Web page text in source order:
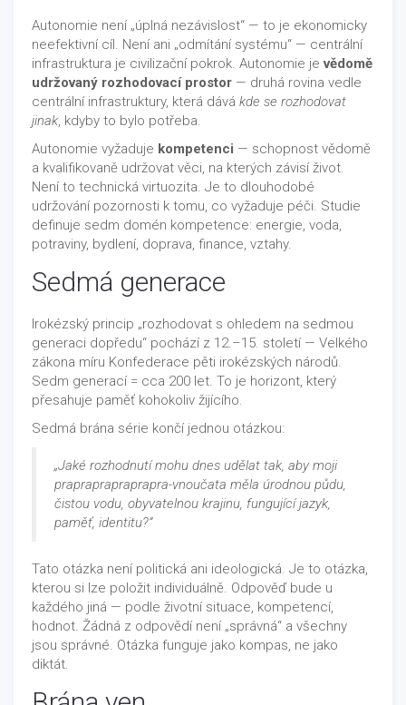
Autonomie není „úplná nezávislost“ — to je ekonomicky
neefektivní cíl. Není ani „odmítání systému“ — centrální
infrastruktura je civilizační pokrok. Autonomie jevědomě
udržovaný rozhodovací prostor — druhá rovina vedle
centrální infrastruktury, která dává kde se rozhodovat
jinak, kdyby to bylo potřeba.
Autonomie vyžaduje kompetenci — schopnost vědomě
a kvalifikovaně udržovat věci, na kterých závisí život.
Není to technická virtuozita. Je to dlouhodobé
udržování pozornosti k tomu, co vyžaduje péči. Studie
definuje sedm domén kompetence: energie, voda,
potraviny, bydlení, doprava, finance, vztahy.
Sedmá generace
Irokézský princip „rozhodovat s ohledem na sedmou
generaci dopředu“ pochází z 12.–15. století — Velkého
zákona míru Konfederace pěti irokézských národů.
Sedm generací = cca 200 let. To je horizont, který
přesahuje paměť kohokoliv žijícího.
Sedmá brána série končí jednou otázkou:
„Jaké rozhodnutí mohu dnes udělat tak, aby moji
prapraprapraprapra-vnoučata měla úrodnou půdu,
čistou vodu, obyvatelnou krajinu, fungující jazyk,
paměť, identitu?“
Tato otázka není politická ani ideologická. Je to otázka,
kterou si lze položit individuálně. Odpověď bude u
každého jiná — podle životní situace, kompetencí,
hodnot. Žádná z odpovědí není „správná“ a všechny
jsou správné. Otázka funguje jako kompas, ne jako
diktát.